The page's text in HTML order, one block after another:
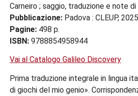
Carneiro ; saggio, traduzione e note di
Pubblicazione: Padova : CLEUP, 2025
Pagine: 498 p.
ISBN: 9788854958944
Vai al Catalogo Galileo Discovery
Prima traduzione integrale in lingua
di giochi del mio genio».